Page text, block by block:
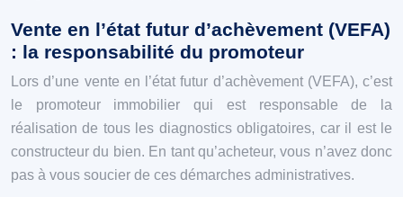
Vente en l’état futur d’achèvement (VEFA)
: la responsabilité du promoteur
Lors d’une vente en l’état futur d’achèvement (VEFA), c’est
le promoteur immobilier qui est responsable de la
réalisation de tous les diagnostics obligatoires, car il est le
constructeur du bien. En tant qu’acheteur, vous n’avez donc
pas à vous soucier de ces démarches administratives.